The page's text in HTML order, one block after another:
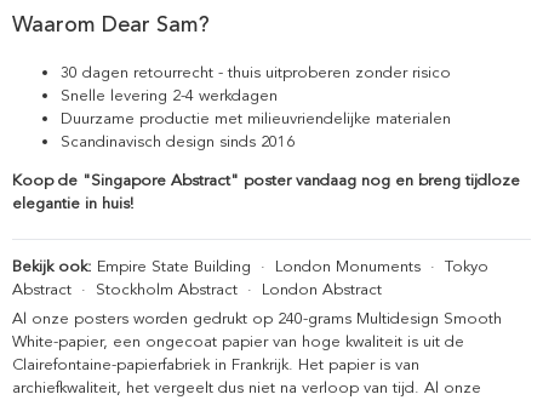
Waarom Dear Sam?
30 dagen retourrecht - thuis uitproberen zonder risico
Snelle levering 2-4 werkdagen
Duurzame productie met milieuvriendelijke materialen
Scandinavisch design sinds 2016
Koop de "Singapore Abstract" poster vandaag nog en breng tijdloze
elegantie in huis!
Bekijk ook: Empire State Building · London Monuments · Tokyo
Abstract · Stockholm Abstract · London Abstract
Al onze posters worden gedrukt op 240-grams Multidesign Smooth
White-papier, een ongecoat papier van hoge kwaliteit is uit de
Clairefontaine-papierfabriek in Frankrijk. Het papier is van
archiefkwaliteit, het vergeelt dus niet na verloop van tijd. Al onze